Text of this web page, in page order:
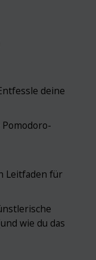
deine
Leitfaden für
wie du das